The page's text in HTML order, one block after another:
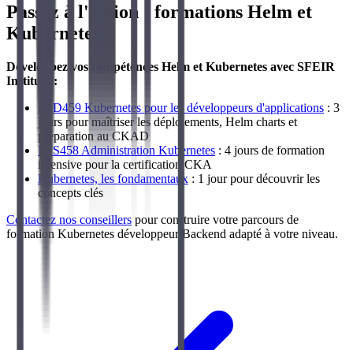
Passez à l'action : formations Helm et
Kubernetes
Développez vos compétences Helm et Kubernetes avec SFEIR
Institute :
LFD459 Kubernetes pour les développeurs d'applications : 3
jours pour maîtriser les déploiements, Helm charts et
préparation au CKAD
LFS458 Administration Kubernetes : 4 jours de formation
intensive pour la certification CKA
Kubernetes, les fondamentaux : 1 jour pour découvrir les
concepts clés
Contactez nos conseillers pour construire votre parcours de
formation Kubernetes développeur Backend adapté à votre niveau.